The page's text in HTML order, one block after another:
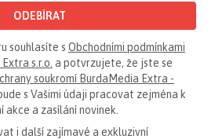
ODEBÍRAT
souhlasíte s Obchodními podmínkami
s.r.o. a potvrzujete, že jste se
soukromí BurdaMedia Extra -
s Vašimi údaji pracovat zejména k
a zasílání novinek.
i další zajímavé a exkluzivní